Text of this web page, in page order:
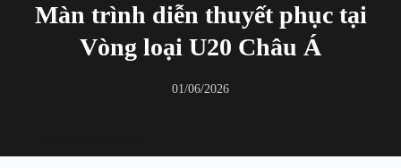
Màn trình diễn thuyết phục tại
Vòng loại U20 Châu Á
01/06/2026